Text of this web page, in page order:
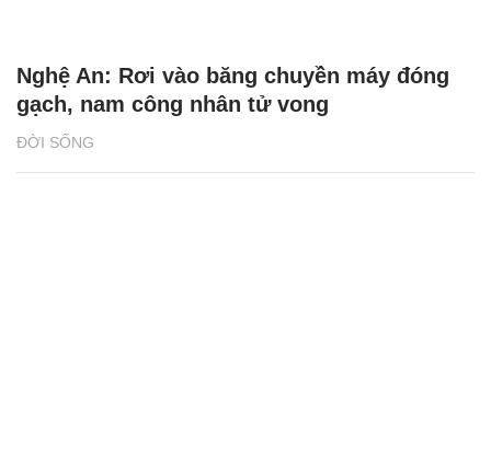
ĐỜI SỐNG
Nghệ An: Rơi vào băng chuyền máy đóng
gạch, nam công nhân tử vong